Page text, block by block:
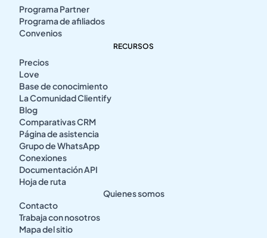
Programa Partner
Programa de afiliados
Convenios
RECURSOS
Precios
Love
Base de conocimiento
La Comunidad Clientify
Blog
Comparativas CRM
Página de asistencia
Grupo de WhatsApp
Conexiones
Documentación API
Hoja de ruta
Quienes somos
Contacto
Trabaja con nosotros
Mapa del sitio